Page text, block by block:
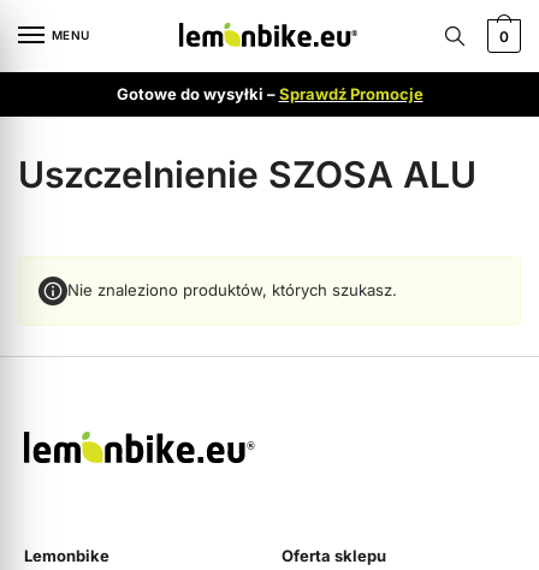
MENU 0
Gotowe do wysyłki –Sprawdź Promocje
Uszczelnienie SZOSA ALU
Nie znaleziono produktów, których szukasz.
Lemonbike Oferta sklepu